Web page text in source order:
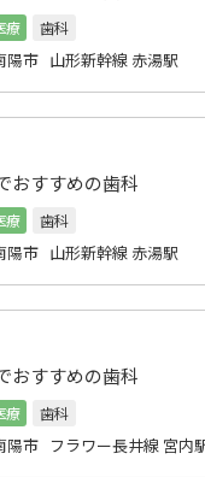
療
歯科
陽市 山形新幹線 赤湯駅
おすすめの歯科
療
歯科
陽市 山形新幹線 赤湯駅
おすすめの歯科
療
歯科
陽市 フラワー長井線 宮内